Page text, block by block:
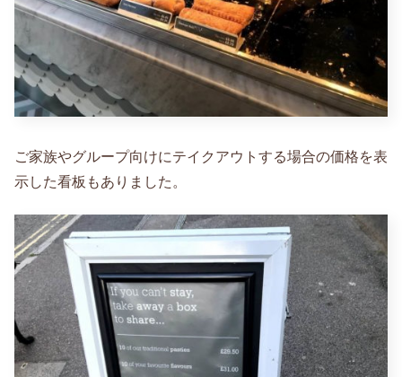
ご家族やグループ向けにテイクアウトする場合の価格を表
示した看板もありました。